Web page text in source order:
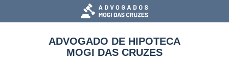
ADVOGADO DE HIPOTECA
MOGI DAS CRUZES